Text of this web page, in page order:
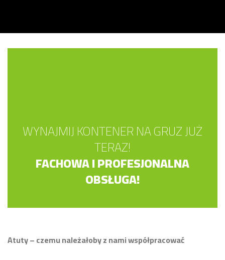
WYNAJMIJ KONTENER NA GRUZ JUŻ
TERAZ!
FACHOWA I PROFESJONALNA
OBSŁUGA!
Atuty – czemu należałoby z nami współpracować